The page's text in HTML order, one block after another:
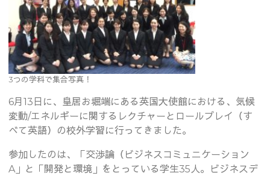
3つの学科で集合写真！
6月13日に、皇居お堀端にある英国大使館における、気候
変動/エネルギーに関するレクチャーとロールプレイ（す
べて英語）の校外学習に行ってきました。
参加したのは、「交渉論（ビジネスコミュニケーション
A」と「開発と環境」をとっている学生35人。ビジネスデ